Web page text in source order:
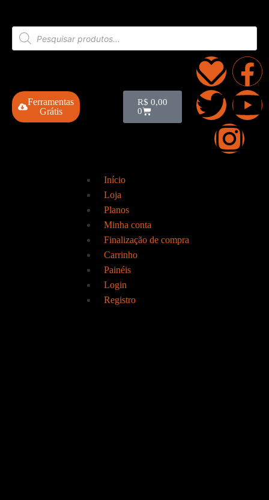
Ferramentas
Grátis
R$ 0,00
0
Início
Loja
Planos
Minha conta
Finalização de compra
Carrinho
Painéis
Login
Registro